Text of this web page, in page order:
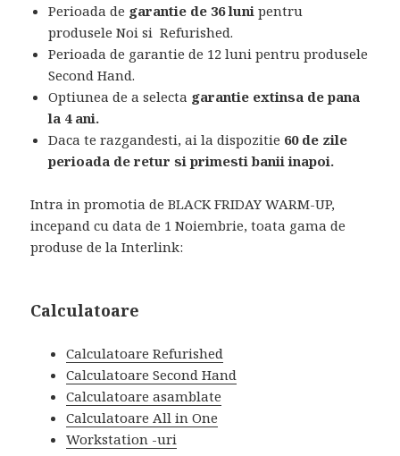
Perioada de garantie de 36 luni pentru
produsele Noi si Refurished.
Perioada de garantie de 12 luni pentru produsele
Second Hand.
Optiunea de a selecta garantie extinsa de pana
la 4 ani.
Daca te razgandesti, ai la dispozitie 60 de zile
perioada de retur si primesti banii inapoi.
Intra in promotia de BLACK FRIDAY WARM-UP,
incepand cu data de 1 Noiembrie, toata gama de
produse de la Interlink:
Calculatoare
Calculatoare Refurished
Calculatoare Second Hand
Calculatoare asamblate
Calculatoare All in One
Workstation -uri